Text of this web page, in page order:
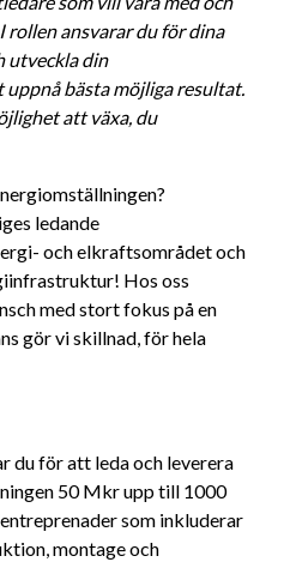
rollen ansvarar du för dina
utveckla din
bästa möjliga resultat.
att växa, du
ledande
och elkraftsområdet och
Hos oss
med stort fokus på en
gör vi skillnad, för hela
du för att leda och leverera
50 Mkr upp till 1000
som inkluderar
montage och